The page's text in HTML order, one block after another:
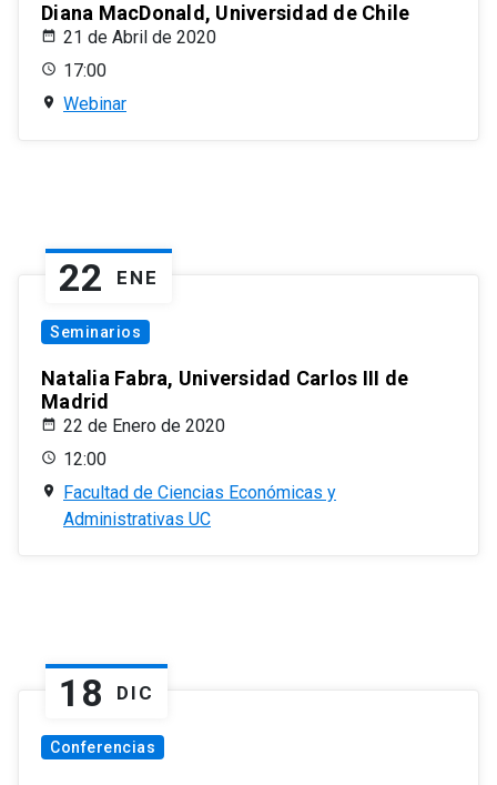
Diana MacDonald, Universidad de Chile
21 de Abril de 2020
17:00
Webinar
22 ENE
Seminarios
Natalia Fabra, Universidad Carlos III de
Madrid
22 de Enero de 2020
12:00
Facultad de Ciencias Económicas y
Administrativas UC
18 DIC
Conferencias